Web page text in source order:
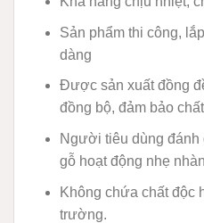
Sản phẩm thi công,
dàng
Được sản xuất đồng
đồng bộ, đảm bảo
Người tiêu dùng đánh
gỗ hoạt động nhẹ
Không chứa chất độc
trường.